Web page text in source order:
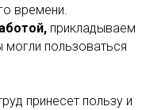
времени.
прикладываем
могли пользоваться
принесет пользу и